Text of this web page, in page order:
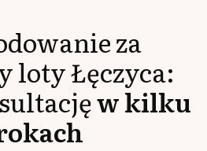
za
lotyŁęczyca:
w kilku